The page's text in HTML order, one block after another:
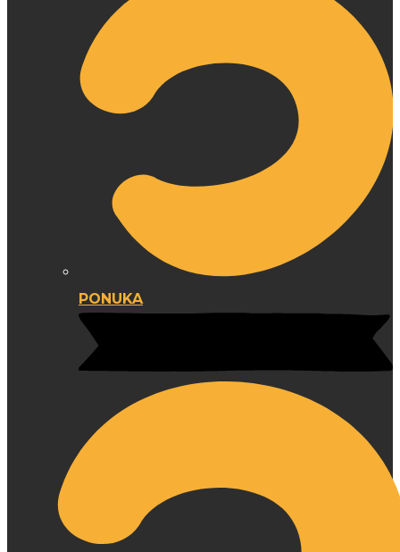
PONUKA